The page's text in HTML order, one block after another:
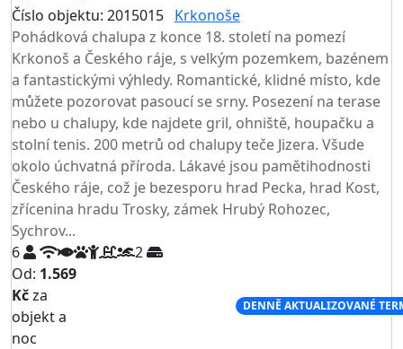
Číslo objektu: 2015015 Krkonoše
Pohádková chalupa z konce 18. století na pomezí
Krkonoš a Českého ráje, s velkým pozemkem, bazénem
a fantastickými výhledy. Romantické, klidné místo, kde
můžete pozorovat pasoucí se srny. Posezení na terase
nebo u chalupy, kde najdete gril, ohniště, houpačku a
stolní tenis. 200 metrů od chalupy teče Jizera. Všude
okolo úchvatná příroda. Lákavé jsou pamětihodnosti
Českého ráje, což je bezesporu hrad Pecka, hrad Kost,
zřícenina hradu Trosky, zámek Hrubý Rohozec,
Sychrov...
6
2
Od: 1.569
Kčza
objekt a
noc
DENNĚ AKTUALIZOVANÉ